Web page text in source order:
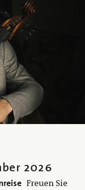
2026
Freuen Sie